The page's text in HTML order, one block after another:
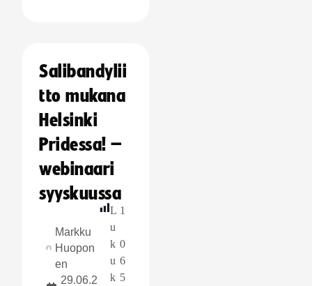
Salibandylii
tto mukana
Helsinki
Pridessa! –
webinaari
syyskuussa
Markku
Huopon
en
29.06.2
L
u
k
u
k
1
0
6
5